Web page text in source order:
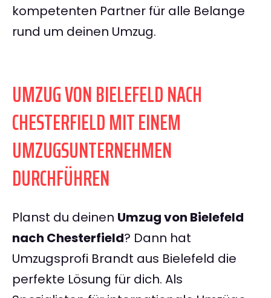
kompetenten Partner für alle Belange
rund um deinen Umzug.
UMZUG VON BIELEFELD NACH
CHESTERFIELD MIT EINEM
UMZUGSUNTERNEHMEN
DURCHFÜHREN
Planst du deinen Umzug von Bielefeld
nach Chesterfield? Dann hat
Umzugsprofi Brandt aus Bielefeld die
perfekte Lösung für dich. Als